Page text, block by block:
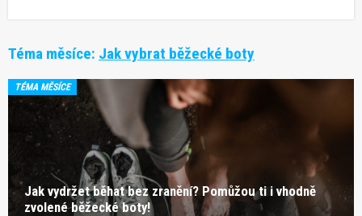
Téma měsíce: Jak vybrat běžecké boty
TÉMA MĚSÍCE
Jak vydržet běhat bez zranění? Pomůžou ti i vhodně
zvolené běžecké boty!